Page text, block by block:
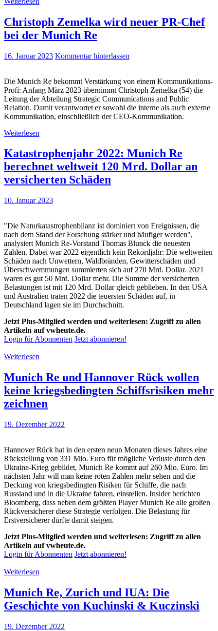
Christoph Zemelka wird neuer PR-Chef
bei der Munich Re
16. Januar 2023 Kommentar hinterlassen
Die Munich Re bekommt Verstärkung von einem Kommunikations-
Profi: Anfang März 2023 übernimmt Christoph Zemelka (54) die
Leitung der Abteilung Strategic Communications and Public
Relation. Damit verantwortet er sowohl die interne als auch externe
Kommunikation, einschließlich der CEO-Kommunikation.
Weiterlesen
Katastrophenjahr 2022: Munich Re
berechnet weltweit 120 Mrd. Dollar an
versicherten Schäden
10. Januar 2023
"Die Naturkatastrophenbilanz ist dominiert von Ereignissen, die
nach dem Stand der Forschung stärker und häufiger werden",
analysiert Munich Re-Vorstand Thomas Blunck die neuesten
Zahlen. Dabei war 2022 eigentlich kein Rekordjahr: Die weltweiten
Schäden nach Unwettern, Waldbränden, Gewitterschäden und
Überschwemmungen summierten sich auf 270 Mrd. Dollar. 2021
waren es gut 50 Mrd. Dollar mehr. Die Summe der versicherten
Belastungen ist mit 120 Mrd. Dollar gleich geblieben. In den USA
und Australien traten 2022 die teuersten Schäden auf, in
Deutschland lagen sie im Durchschnitt.
Jetzt Plus-Mitglied werden und weiterlesen: Zugriff zu allen
Artikeln auf vwheute.de.
Login für Abonnenten Jetzt abonnieren!
Weiterlesen
Munich Re und Hannover Rück wollen
keine kriegsbedingten Schiffsrisiken mehr
zeichnen
19. Dezember 2022
Hannover Rück hat in den ersten neun Monaten dieses Jahres eine
Rückstellung von 331 Mio. Euro für mögliche Verluste durch den
Ukraine-Krieg gebildet, Munich Re kommt auf 260 Mio. Euro. Im
nächsten Jahr will man keine roten Zahlen mehr sehen und die
Deckung von kriegsbedingten Risiken für Schiffe, die nach
Russland und in die Ukraine fahren, einstellen. Insider berichten
Bloomberg, dass neben dem größten Player Munich Re alle großen
Rückversicherer diese Strategie verfolgen. Die Belastung für
Erstversicherer dürfte damit steigen.
Jetzt Plus-Mitglied werden und weiterlesen: Zugriff zu allen
Artikeln auf vwheute.de.
Login für Abonnenten Jetzt abonnieren!
Weiterlesen
Munich Re, Zurich und IUA: Die
Geschichte von Kuchinski & Kuczinski
19. Dezember 2022